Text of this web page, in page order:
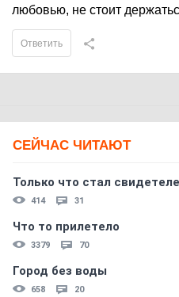
любовью, не стоит
Ответить
СЕЙЧАС ЧИТАЮТ
Только что стал
414 31
Что то прилетело
3379 70
Город без воды
658 20